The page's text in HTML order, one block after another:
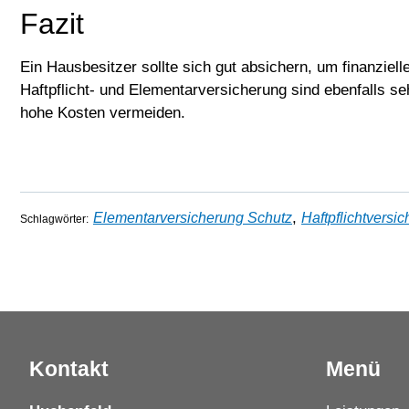
Fazit
Ein Hausbesitzer sollte sich gut absichern, um
Haftpflicht- und Elementarversicherung sind ebenfalls
hohe Kosten vermeiden.
Schlagwörter: Elementarversicherung Schutz,
Kontakt Menü